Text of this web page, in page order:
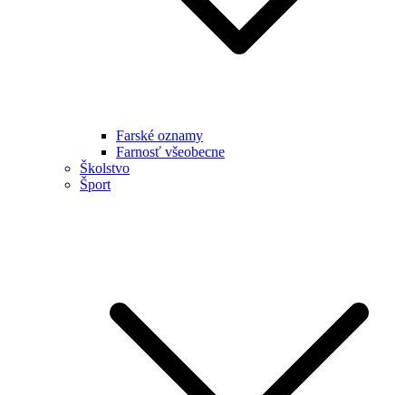
Farské oznamy
Farnosť všeobecne
Školstvo
Šport